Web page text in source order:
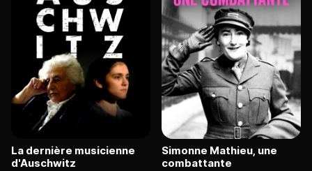
La dernière musicienne
d'Auschwitz
Simonne Mathieu, une
combattante